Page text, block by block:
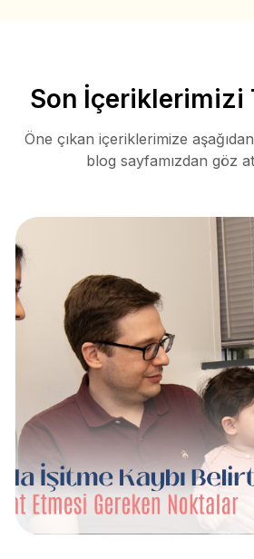
Son İçeriklerimizi
Öne çıkan içeriklerimize
blog sayfamızdan göz